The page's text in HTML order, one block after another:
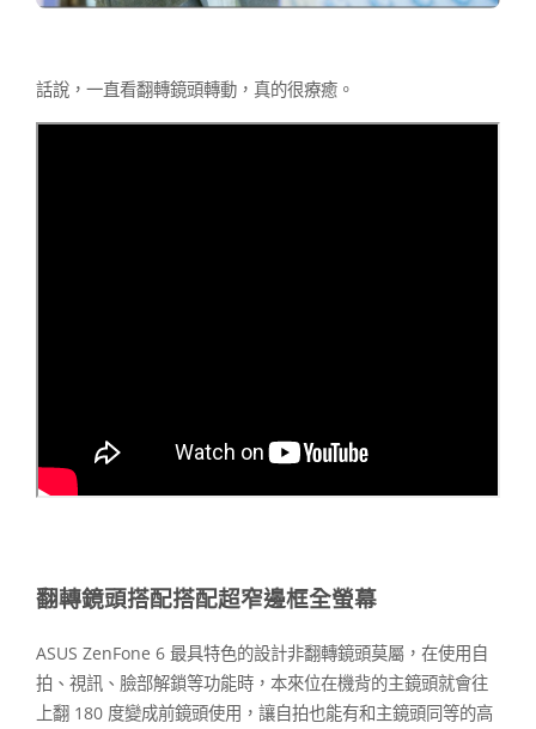
話說，一直看翻轉鏡頭轉動，真的很療癒。
翻轉鏡頭搭配搭配超窄邊框全螢幕
ASUS ZenFone 6 最具特色的設計非翻轉鏡頭莫屬，在使用自
拍、視訊、臉部解鎖等功能時，本來位在機背的主鏡頭就會往
上翻 180 度變成前鏡頭使用，讓自拍也能有和主鏡頭同等的高